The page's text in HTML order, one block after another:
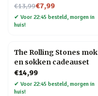
€13,99
Nu voor€7,99
✔ Voor 22:45 besteld, morgen in
huis!
The Rolling Stones mok
en sokken cadeauset
€14,99
✔ Voor 22:45 besteld, morgen in
huis!